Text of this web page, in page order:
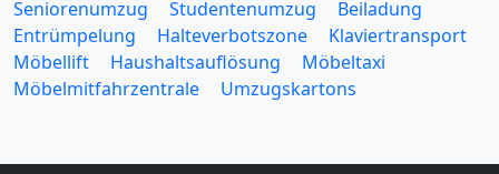
Seniorenumzug
Studentenumzug
Beiladung
Entrümpelung
Halteverbotszone
Klaviertransport
Möbellift
Haushaltsauflösung
Möbeltaxi
Möbelmitfahrzentrale
Umzugskartons